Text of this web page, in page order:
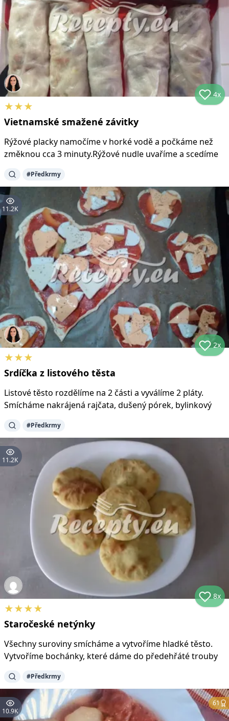
4x
★★★
Vietnamské smažené závitky
Rýžové placky namočíme v horké vodě a počkáme než
změknou cca 3 minuty.Rýžové nudle uvaříme a scedíme
#Předkrmy
11.2K
2x
★★★
Srdíčka z listového těsta
Listové těsto rozdělíme na 2 části a vyválíme 2 pláty.
Smícháme nakrájená rajčata, dušený pórek, bylinkový
#Předkrmy
11.2K
8x
★★★★
Staročeské netýnky
Všechny suroviny smícháme a vytvoříme hladké těsto.
Vytvoříme bochánky, které dáme do předehřáté trouby
#Předkrmy
10.9K
61